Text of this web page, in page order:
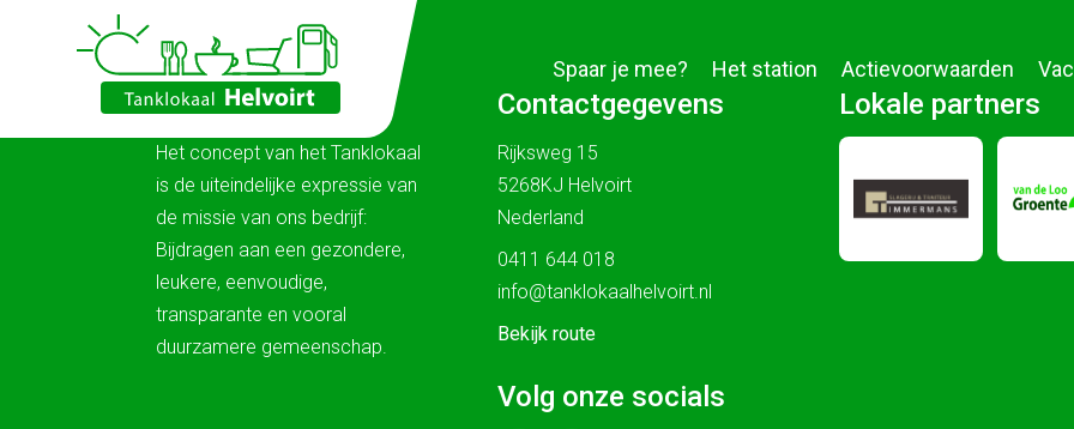
Spaar je mee? Het station Actievoorwaarden
Ons verhaal
Het concept van het Tanklokaal
is de uiteindelijke expressie van
de missie van ons bedrijf:
Bijdragen aan een gezondere,
leukere, eenvoudige,
transparante en vooral
duurzamere gemeenschap.
Contactgegevens
Rijksweg 15
5268KJ Helvoirt
Nederland
0411 644 018
info@tanklokaalhelvoirt.nl
Bekijk route
Volg onze socials
Lokale partners